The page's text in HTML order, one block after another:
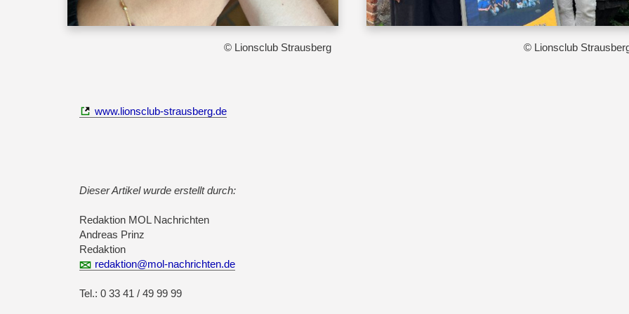
© Lionsclub Strausberg © Lionsclub
www.lionsclub-strausberg.de
Dieser Artikel wurde erstellt durch:
Redaktion MOL Nachrichten
Andreas Prinz
Redaktion
redaktion@mol-nachrichten.de
Tel.: 0 33 41 / 49 99 99